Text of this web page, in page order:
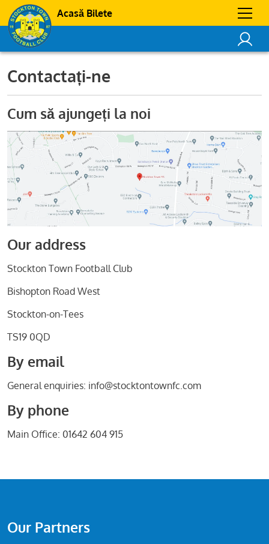
Acasă Bilete
Contactați-ne
Cum să ajungeți la noi
Our address
Stockton Town Football Club
Bishopton Road West
Stockton-on-Tees
TS19 0QD
By email
General enquiries: info@stocktontownfc.com
By phone
Main Office: 01642 604 915
Our Partners